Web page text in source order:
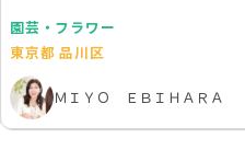
園芸・フラワー
東京都 品川区
ＭＩＹＯ ＥＢＩＨＡＲＡ